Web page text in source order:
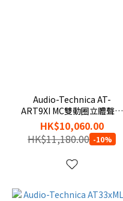
唱
頭
(12)
Audio-Technica AT-
ART9XI MC雙動圈立體聲唱
頭
HK$10,060.00
HK$11,180.00 -10%